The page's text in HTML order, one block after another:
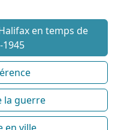
en temps de
la guerre